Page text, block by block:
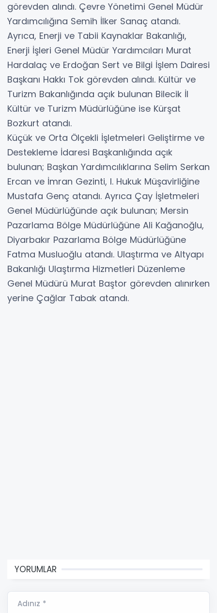
görevden alındı. Çevre Yönetimi Genel Müdür
Yardımcılığına Semih İlker Sanaç atandı.
Ayrıca, Enerji ve Tabii Kaynaklar Bakanlığı,
Enerji İşleri Genel Müdür Yardımcıları Murat
Hardalaç ve Erdoğan Sert ve Bilgi İşlem Dairesi
Başkanı Hakkı Tok görevden alındı. Kültür ve
Turizm Bakanlığında açık bulunan Bilecik İl
Kültür ve Turizm Müdürlüğüne ise Kürşat
Bozkurt atandı.
Küçük ve Orta Ölçekli İşletmeleri Geliştirme ve
Destekleme İdaresi Başkanlığında açık
bulunan; Başkan Yardımcılıklarına Selim Serkan
Ercan ve İmran Gezinti, I. Hukuk Müşavirliğine
Mustafa Genç atandı. Ayrıca Çay İşletmeleri
Genel Müdürlüğünde açık bulunan; Mersin
Pazarlama Bölge Müdürlüğüne Ali Kağanoğlu,
Diyarbakır Pazarlama Bölge Müdürlüğüne
Fatma Musluoğlu atandı. Ulaştırma ve Altyapı
Bakanlığı Ulaştırma Hizmetleri Düzenleme
Genel Müdürü Murat Baştor görevden alınırken
yerine Çağlar Tabak atandı.
YORUMLAR
Adınız *